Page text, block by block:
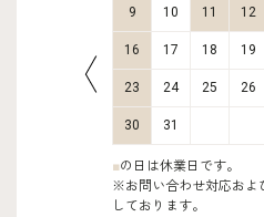
9 10 11 12
16 17 18 19
23 24 25 26
30 31
■の日は休業日です。
※お問い合わせ対応およ
しております。